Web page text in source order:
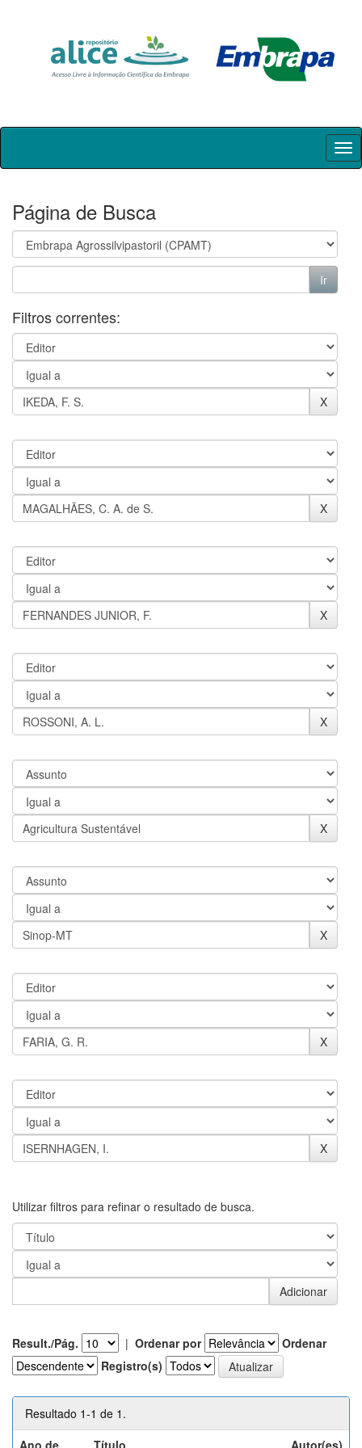
Skip
Página de Busca
Filtros correntes:
Utilizar filtros para refinar o resultado de busca.
Result./Pág. | Ordenar por
Ordenar
Registro(s)
Resultado 1-1 de 1.
Ano de
Título Autor(es)